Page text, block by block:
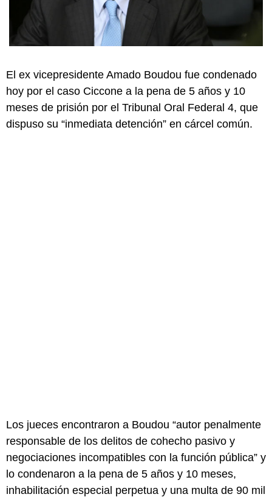
El ex vicepresidente Amado Boudou fue condenado
hoy por el caso Ciccone a la pena de 5 años y 10
meses de prisión por el Tribunal Oral Federal 4, que
dispuso su “inmediata detención” en cárcel común.
Los jueces encontraron a Boudou “autor penalmente
responsable de los delitos de cohecho pasivo y
negociaciones incompatibles con la función pública” y
lo condenaron a la pena de 5 años y 10 meses,
inhabilitación especial perpetua y una multa de 90 mil